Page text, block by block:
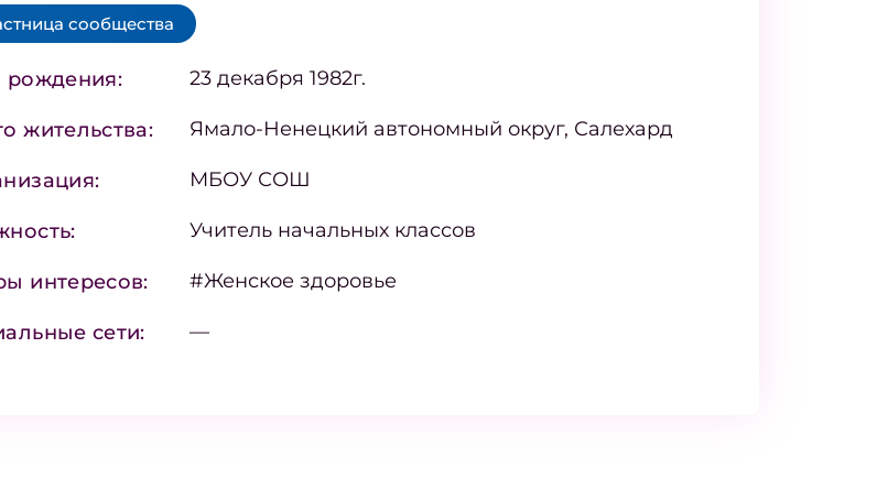
сообщества
рождения: 23 декабря 1982г.
жительства: Ямало-Ненецкий автономный округ, Салехард
МБОУ СОШ
Учитель начальных классов
интересов: #Женское здоровье
сети: —